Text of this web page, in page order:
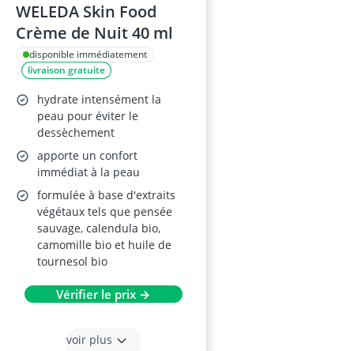
WELEDA Skin Food
Crème de Nuit 40 ml
disponible immédiatement
livraison gratuite
hydrate intensément la
peau pour éviter le
dessèchement
apporte un confort
immédiat à la peau
formulée à base d'extraits
végétaux tels que pensée
sauvage, calendula bio,
camomille bio et huile de
tournesol bio
Vérifier le prix →
voir plus